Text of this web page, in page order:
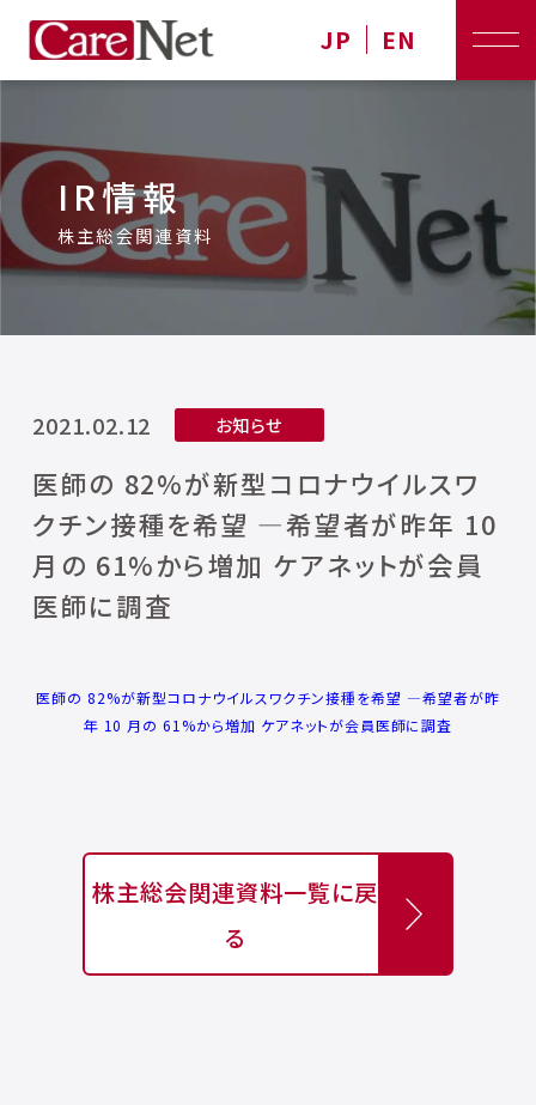
JP EN
IR情報
株主総会関連資料
2021.02.12 お知らせ
医師の 82%が新型コロナウイルスワ
クチン接種を希望 ―希望者が昨年 10
月の 61%から増加 ケアネットが会員
医師に調査
医師の 82%が新型コロナウイルスワクチン接種を希望 ―希望者が昨
年 10 月の 61%から増加 ケアネットが会員医師に調査
株主総会関連資料一覧に戻
る